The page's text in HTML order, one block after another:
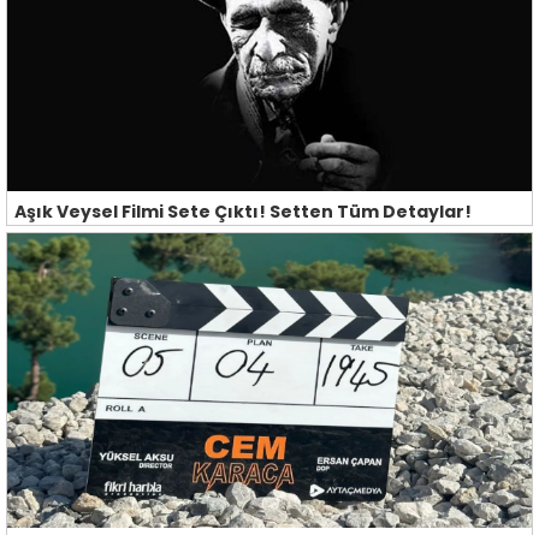
Aşık Veysel Filmi Sete Çıktı! Setten Tüm Detaylar!